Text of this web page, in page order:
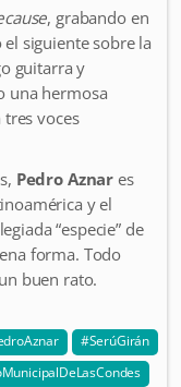
, grabando en
siguiente sobre la
guitarra y
una hermosa
tres voces
Pedro Aznar es
y el
“especie” de
forma. Todo
buen rato.
SerúGirán